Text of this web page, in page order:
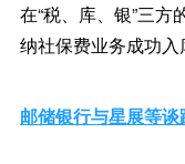
在“税、库、银”三
纳社保费业务成功入
邮储银行与星展等